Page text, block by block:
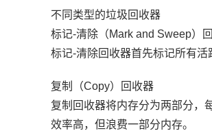
不同类型的垃圾回收器
标记-清除（Mark and Sweep）
标记-清除回收器首先标记所有
复制（Copy）回收器
复制回收器将内存分为两部分，
效率高，但浪费一部分内存。